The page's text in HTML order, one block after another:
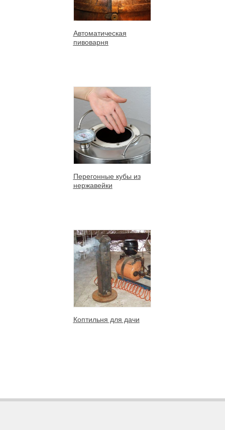
Автоматическая
пивоварня
Перегонные кубы из
нержавейки
Коптильня для дачи